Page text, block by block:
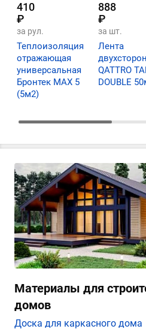
410
₽
за рул.
Теплоизоляция
отражающая
универсальная
Бронтек МАХ 5
(5м2)
888
₽
за шт.
Лента
QATTRO
DOUBLE
Материалы для
домов
Доска для каркасного дома